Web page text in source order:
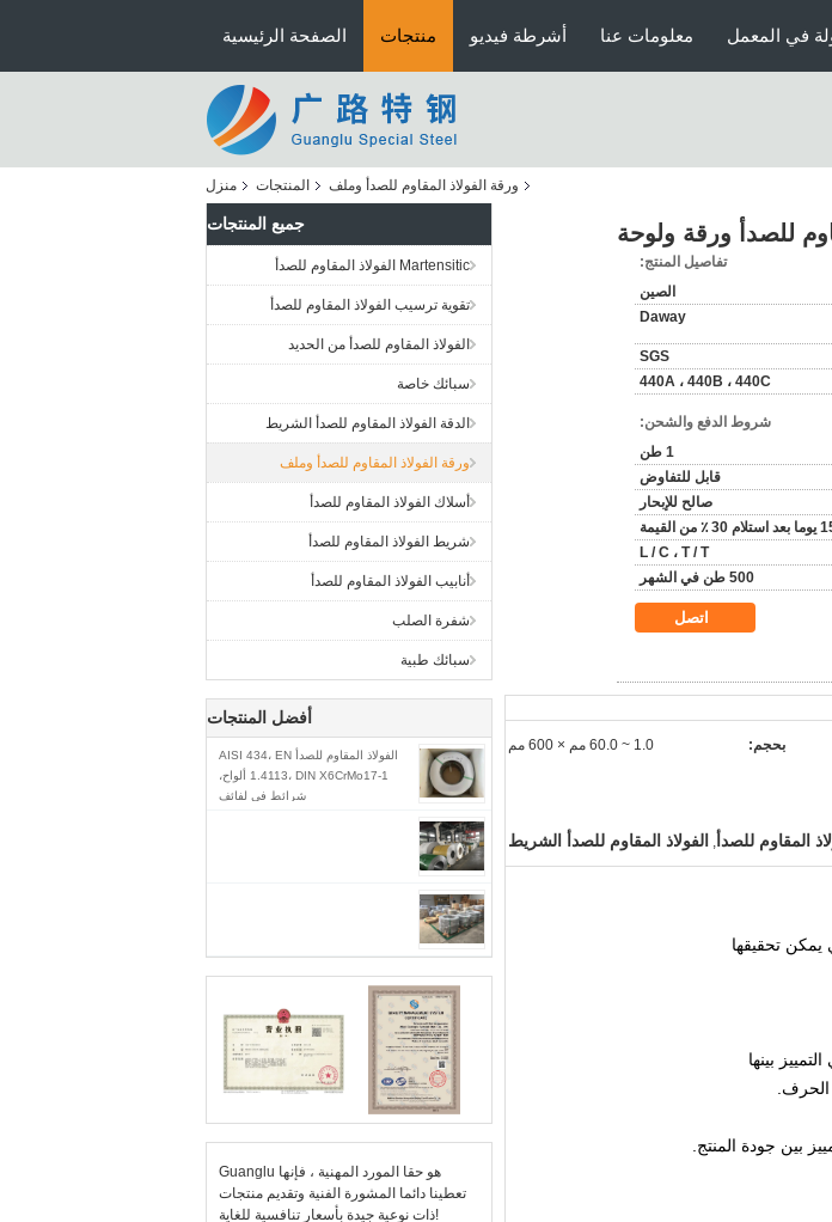
الصفحة الرئيسية منتجات أشرطة فيديو معلومات عنا في المعمل
منزل المنتجات ورقة الفولاذ المقاوم للصدأ وملف
جميع المنتجات
Martensitic الفولاذ المقاوم للصدأ
تقوية ترسيب الفولاذ المقاوم للصدأ
الفولاذ المقاوم للصدأ من الحديد
سبائك خاصة
الدقة الفولاذ المقاوم للصدأ الشريط
ورقة الفولاذ المقاوم للصدأ وملف
أسلاك الفولاذ المقاوم للصدأ
شريط الفولاذ المقاوم للصدأ
أنابيب الفولاذ المقاوم للصدأ
شفرة الصلب
سبائك طبية
أفضل المنتجات
الفولاذ المقاوم للصدأ AISI 434، EN
1.4113، DIN X6CrMo17-1 ألواح،
شرائط في لفائف
Guanglu هو حقا المورد المهنية ، فإنها
تعطينا دائما المشورة الفنية وتقديم منتجات
ذات نوعية جيدة بأسعار تنافسية للغاية!
تفاصيل المنتج:
الصين
Daway
SGS
440A ، 440B ، 440C
شروط الدفع والشحن:
1 طن
قابل للتفاوض
صالح للإبحار
30 ٪ من القيمة
L / C ، T / T
500 طن في الشهر
اتصل
بحجم: 1.0 ~ 60.0 مم × 600 مم
, الفولاذ المقاوم للصدأ الشريط
يمكن تحقيقها